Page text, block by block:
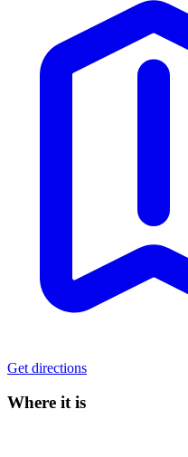
Get directions
Where it is